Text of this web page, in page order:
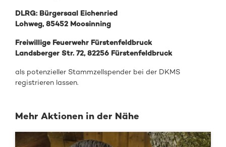
DLRG: Bürgersaal Eichenried
Lohweg, 85452 Moosinning
Freiwillige Feuerwehr Fürstenfeldbruck
Landsberger Str. 72, 82256 Fürstenfeldbruck
als potenzieller Stammzellspender bei der DKMS
registrieren lassen.
Mehr Aktionen in der Nähe